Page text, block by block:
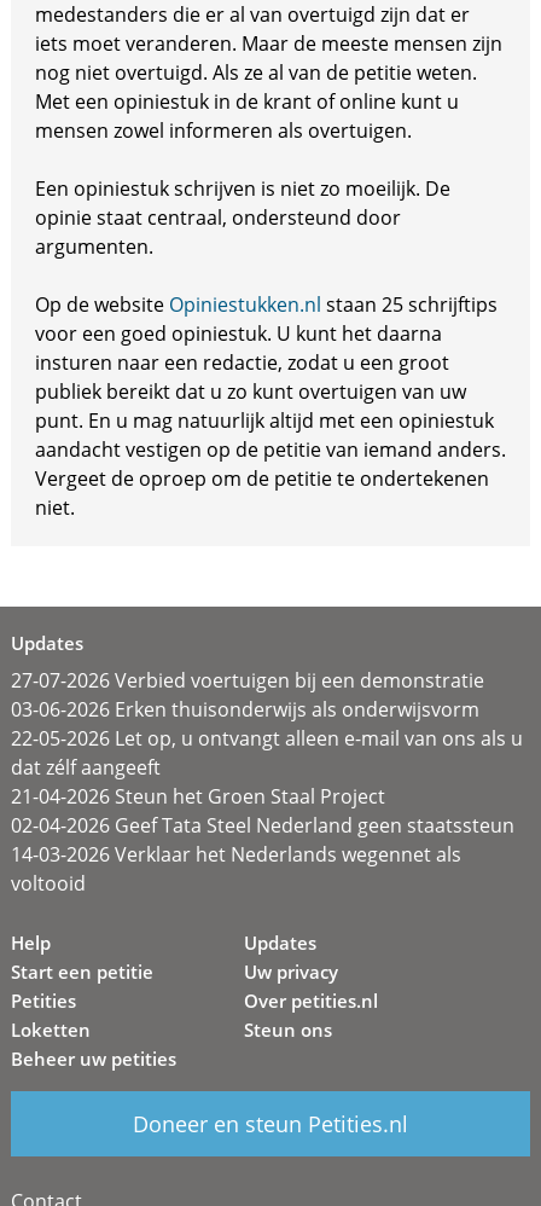
medestanders die er al van overtuigd zijn dat er
iets moet veranderen. Maar de meeste mensen zijn
nog niet overtuigd. Als ze al van de petitie weten.
Met een opiniestuk in de krant of online kunt u
mensen zowel informeren als overtuigen.
Een opiniestuk schrijven is niet zo moeilijk. De
opinie staat centraal, ondersteund door
argumenten.
Op de website Opiniestukken.nl staan 25 schrijftips
voor een goed opiniestuk. U kunt het daarna
insturen naar een redactie, zodat u een groot
publiek bereikt dat u zo kunt overtuigen van uw
punt. En u mag natuurlijk altijd met een opiniestuk
aandacht vestigen op de petitie van iemand anders.
Vergeet de oproep om de petitie te ondertekenen
niet.
Updates
27-07-2026 Verbied voertuigen bij een demonstratie
03-06-2026 Erken thuisonderwijs als onderwijsvorm
22-05-2026 Let op, u ontvangt alleen e-mail van ons als u
dat zélf aangeeft
21-04-2026 Steun het Groen Staal Project
02-04-2026 Geef Tata Steel Nederland geen staatssteun
14-03-2026 Verklaar het Nederlands wegennet als
voltooid
Help
Start een petitie
Petities
Loketten
Beheer uw petities
Updates
Uw privacy
Over petities.nl
Steun ons
Doneer en steun Petities.nl